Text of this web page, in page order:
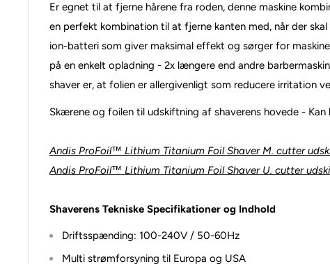
Er egnet til at fjerne hårene fra roden, denne maskine
en perfekt kombination til at fjerne kanten med, når der
ion-batteri som giver maksimal effekt og sørger for
på en enkelt opladning - 2x længere end andre
shaver er, at folien er allergivenligt som reducere irritation
Skærene og foilen til udskiftning af shaverens hovede - Kan
Andis ProFoil™ Lithium Titanium Foil Shaver M. cutter
Andis ProFoil™ Lithium Titanium Foil Shaver U. cutter
Shaverens Tekniske Specifikationer og Indhold
Driftsspænding: 100-240V / 50-60Hz
Multi strømforsyning til Europa og USA